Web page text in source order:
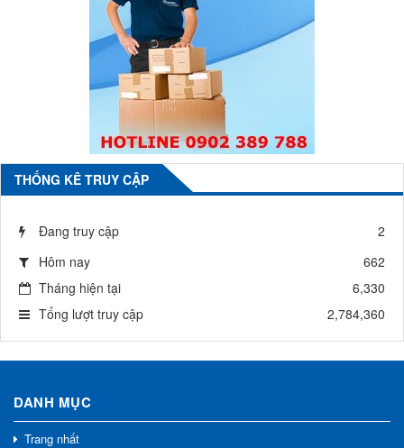
THỐNG KÊ TRUY CẬP
Đang truy cập
2
Hôm nay
662
Tháng hiện tại
6,330
Tổng lượt truy cập
2,784,360
DANH MỤC
Trang nhất